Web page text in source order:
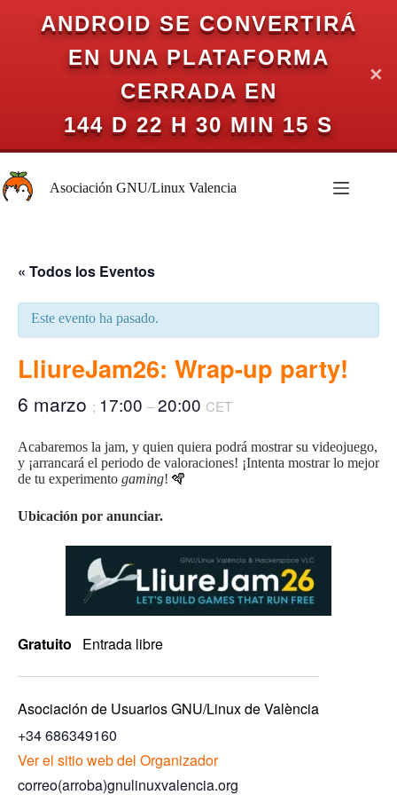
ANDROID SE CONVERTIRÁ
EN UNA PLATAFORMA
CERRADA EN
144 D 22 H 30 MIN 15 S
✕
al
contenidoAsociación GNU/Linux Valencia
« Todos los Eventos
Este evento ha pasado.
LliureJam26: Wrap-up party!
6 marzo ; 17:00 –20:00 CET
Acabaremos la jam, y quien quiera podrá mostrar su videojuego,
y ¡arrancará el periodo de valoraciones! ¡Intenta mostrar lo mejor
de tu experimento gaming! 🪇
Ubicación por anunciar.
Gratuito Entrada libre
Asociación de Usuarios GNU/Linux de València
+34 686349160
Ver el sitio web del Organizador
correo(arroba)gnulinuxvalencia.org